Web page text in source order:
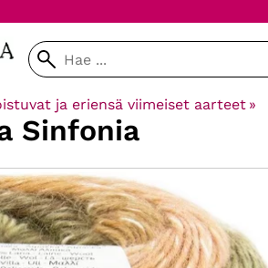
ja eriensä viimeiset aarteet ‪»
Sinfonia